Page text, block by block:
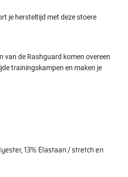
je hersteltijd met deze stoere
van de Rashguard komen overeen
trainingskampen en maken je
13% Elastaan / stretch en